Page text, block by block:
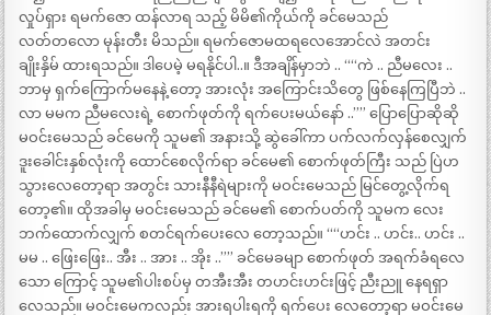
လှုပ်ရှား ရမက်ဇော ထန်လာရ သည့် မိမိ၏ကိုယ်ကို ခင်မေသည်
လတ်တလော မုန်းတီး မိသည်။ ရမက်ဇောမထရလေအောင်လဲ အတင်း
ချိုးနှိမ် ထားရသည်။ ဒါပေမဲ့ မရနိုင်ပါ..။ ဒီအချိန်မှာဘဲ .. ““ကဲ .. ညီမလေး ..
ဘာမှ ရှက်ကြောက်မနေနဲ့ တော့ အားလုံး အကြောင်းသိတွေ ဖြစ်နေကြပြီဘဲ ..
လာ မမက ညီမလေးရဲ့ စောက်ဖုတ်ကို ရက်ပေးမယ်နော် ..”” ပြောပြောဆိုဆို
မဝင်းမေသည် ခင်မေကို သူမ၏ အနားသို့ ဆွဲခေါ်ကာ ပက်လက်လှန်စေလျှက်
ဒူးခေါင်းနှစ်လုံးကို ထောင်စေလိုက်ရာ ခင်မေ၏ စောက်ဖုတ်ကြီး သည် ပြဲဟ
သွားလေတော့ရာ အတွင်း သားနီနီရဲများကို မဝင်းမေသည် မြင်တွေ့လိုက်ရ
တော့၏။ ထိုအခါမှ မဝင်းမေသည် ခင်မေ၏ စောက်ပတ်ကို သူမက လေး
ဘက်ထောက်လျှက် စတင်ရက်ပေးလေ တော့သည်။ ““ဟင်း .. ဟင်း.. ဟင်း ..
မမ .. ဖြေးဖြေး.. အီး .. အား .. အိုး ..”” ခင်မေခမျာ စောက်ဖုတ် အရက်ခံရလေ
သော ကြောင့် သူမ၏ပါးစပ်မှ တအီးအီး တဟင်းဟင်းဖြင့် ညီးညူ နေရရှာ
လေသည်။ မဝင်းမေကလည်း အားရပါးရကို ရက်ပေး လေတော့ရာ မဝင်းမေ